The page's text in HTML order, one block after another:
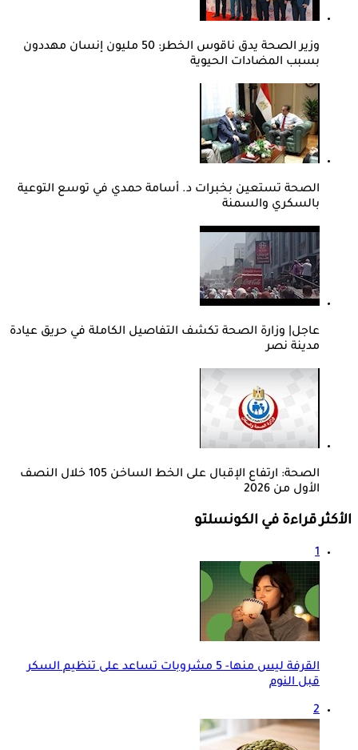
وزير الصحة يدق ناقوس الخطر: 50 مليون إنسان مهددون
بسبب المضادات الحيوية
الصحة تستعين بخبرات د. أسامة حمدي في توسع التوعية
بالسكري والسمنة
عاجل| وزارة الصحة تكشف التفاصيل الكاملة في حريق عيادة
مدينة نصر
الصحة: ارتفاع الإقبال على الخط الساخن 105 خلال النصف
الأول من 2026
الأكثر قراءة في الكونسلتو
1
القرفة ليس منها- 5 مشروبات تساعد على تنظيم السكر
قبل النوم
2